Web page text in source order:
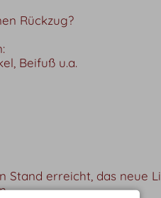
Rückzug?
Beifuß u.a.
Stand erreicht, das neue